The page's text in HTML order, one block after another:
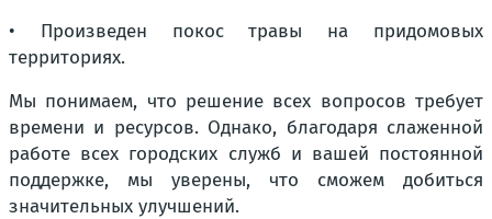
• Произведен покос травы на придомовых
территориях.
Мы понимаем, что решение всех вопросов требует
времени и ресурсов. Однако, благодаря слаженной
работе всех городских служб и вашей постоянной
поддержке, мы уверены, что сможем добиться
значительных улучшений.